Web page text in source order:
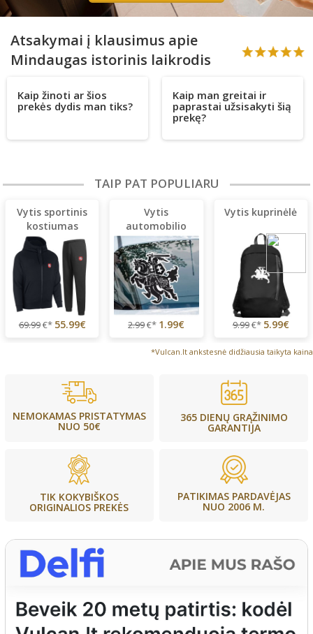
Atsakymai į klausimus apie
Mindaugas istorinis laikrodis
Kaip žinoti ar šios
prekės dydis man tiks?
Kaip man greitai ir
paprastai užsisakyti šią
prekę?
TAIP PAT POPULIARU
Vytis sportinis
kostiumas
(lengvas)
69.99€* 55.99€
Vytis
automobilio
lipdukas
2.99€* 1.99€
Vytis kuprinėlė
9.99€* 5.99€
*Vulcan.lt ankstesnė didžiausia taikyta kaina
NEMOKAMAS PRISTATYMAS
NUO 50€
365 DIENŲ GRĄŽINIMO
GARANTIJA
TIK KOKYBIŠKOS
ORIGINALIOS PREKĖS
PATIKIMAS PARDAVĖJAS
NUO 2006 M.